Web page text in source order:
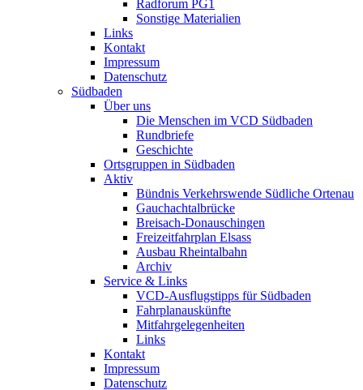
Radforum PG1
Sonstige Materialien
Links
Kontakt
Impressum
Datenschutz
Südbaden
Über uns
Die Menschen im VCD Südbaden
Rundbriefe
Geschichte
Ortsgruppen in Südbaden
Aktiv
Bündnis Verkehrswende Südliche Ortenau
Gauchachtalbrücke
Breisach-Donauschingen
Freizeitfahrplan Elsass
Ausbau Rheintalbahn
Archiv
Service & Links
VCD-Ausflugstipps für Südbaden
Fahrplanauskünfte
Mitfahrgelegenheiten
Links
Kontakt
Impressum
Datenschutz